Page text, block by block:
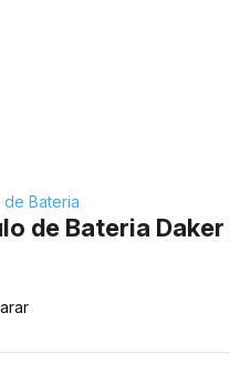
Bateria
de Bateria Daker